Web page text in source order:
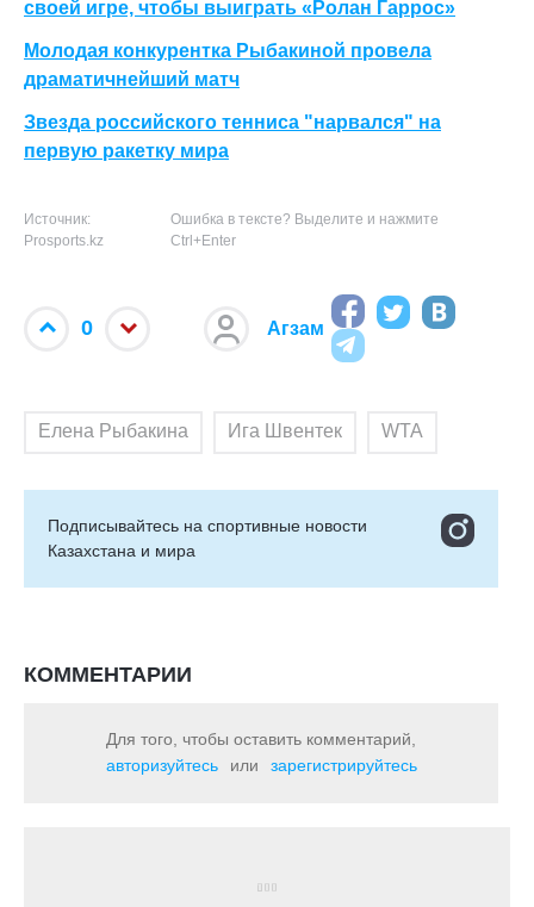
своей игре, чтобы выиграть «Ролан Гаррос»
Молодая конкурентка Рыбакиной провела
драматичнейший матч
Звезда российского тенниса "нарвался" на
первую ракетку мира
Источник:
Prosports.kz
Ошибка в тексте? Выделите и нажмите
Ctrl+Enter
0 Агзам
Елена Рыбакина Ига Швентек WTA
Подписывайтесь на cпортивные новости
Казахстана и мира
КОММЕНТАРИИ
Для того, чтобы оставить комментарий,
авторизуйтесь
или зарегистрируйтесь